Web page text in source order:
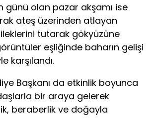
günü olan pazar akşamı ise
ateş üzerinden atlayan
tutarak gökyüzüne
eşliğinde baharın gelişi
karşılandı.
Başkanı da etkinlik boyunca
bir araya gelerek
beraberlik ve doğayla